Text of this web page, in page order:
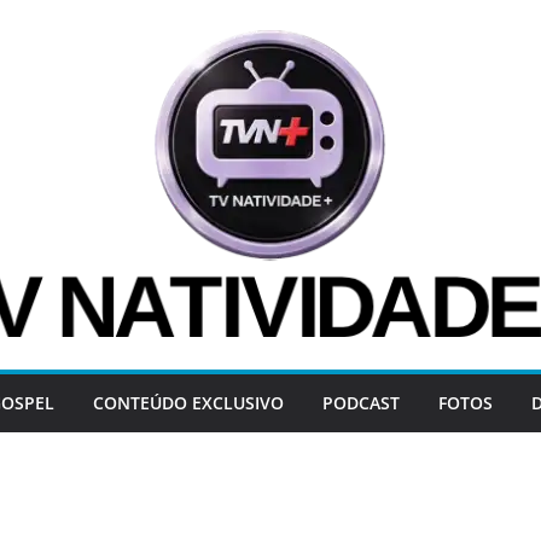
CONTEÚDO EXCLUSIVO PODCAST FOTOS